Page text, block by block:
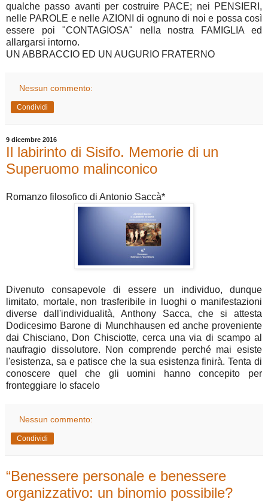
qualche passo avanti per costruire PACE; nei PENSIERI,
nelle PAROLE e nelle AZIONI di ognuno di noi e possa così
essere poi "CONTAGIOSA" nella nostra FAMIGLIA ed
allargarsi intorno.
UN ABBRACCIO ED UN AUGURIO FRATERNO
Nessun commento:
Condividi
9 dicembre 2016
Il labirinto di Sisifo. Memorie di un
Superuomo malinconico
Romanzo filosofico di Antonio Saccà*
Divenuto consapevole di essere un individuo, dunque
limitato, mortale, non trasferibile in luoghi o manifestazioni
diverse dall'individualità, Anthony Sacca, che si attesta
Dodicesimo Barone di Munchhausen ed anche proveniente
dai Chisciano, Don Chisciotte, cerca una via di scampo al
naufragio dissolutore. Non comprende perché mai esiste
l'esistenza, sa e patisce che la sua esistenza finirà. Tenta di
conoscere quel che gli uomini hanno concepito per
fronteggiare lo sfacelo
Nessun commento:
Condividi
“Benessere personale e benessere
organizzativo: un binomio possibile?